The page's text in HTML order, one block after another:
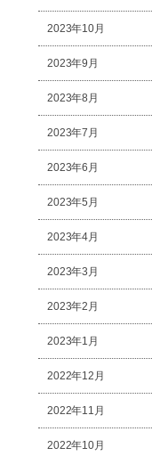
2023年10月
2023年9月
2023年8月
2023年7月
2023年6月
2023年5月
2023年4月
2023年3月
2023年2月
2023年1月
2022年12月
2022年11月
2022年10月